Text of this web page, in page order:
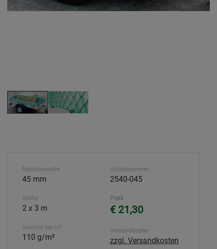
Maschenweite
45 mm
Größe
2 x 3 m
Gewicht per m²
110 g/m²
Artikelnummer
2540-045
Preis
€ 21,30
Versandkosten
zzgl. Versandkosten